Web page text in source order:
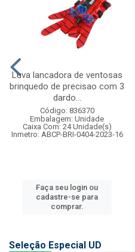
Luva lancadora de ventosas
brinquedo de precisao com 3
dardo...
Código: 836370
Embalagem: Unidade
Caixa Com: 24 Unidade(s)
Inmetro: ABCP-BRI-0404-2023-16
Faça seu login ou
cadastre-se para
comprar.
Seleção Especial UD